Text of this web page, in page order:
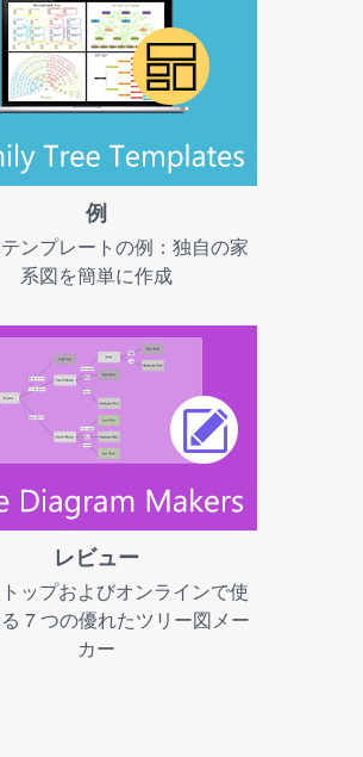
例
ンプレートの例：独自の家
系図を簡単に作成
レビュー
ップおよびオンラインで使
7 つの優れたツリー図メー
カー